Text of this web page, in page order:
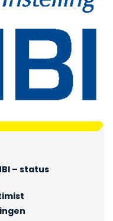
– status